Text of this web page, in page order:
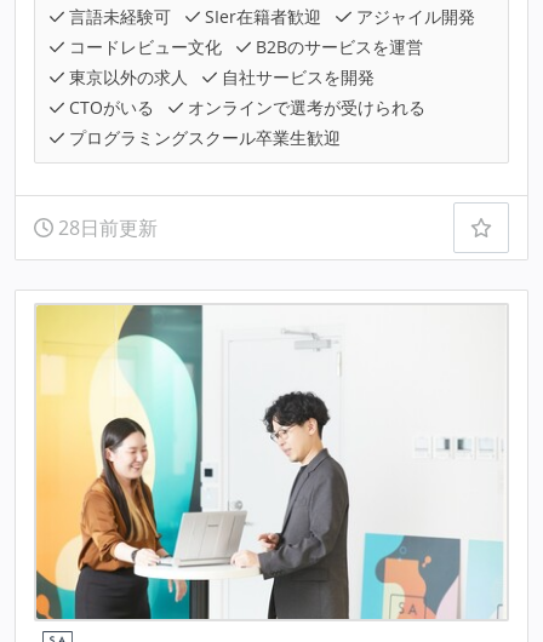
言語未経験可
SIer在籍者歓迎
アジャイル開発
コードレビュー文化
B2Bのサービスを運営
東京以外の求人
自社サービスを開発
CTOがいる
オンラインで選考が受けられる
プログラミングスクール卒業生歓迎
28日前更新